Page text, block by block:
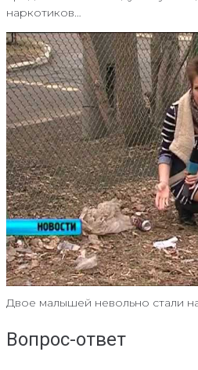
наркотиков…
Двое малышей невольно стали
Вопрос-ответ